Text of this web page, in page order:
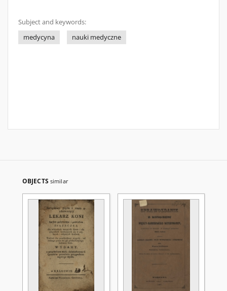
Subject and keywords:
medycyna
nauki medyczne
OBJECTS similar